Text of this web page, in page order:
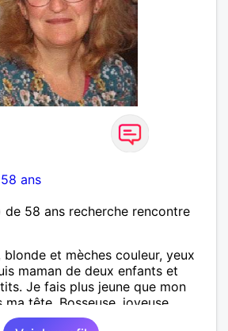
58 ans
de 58 ans recherche rencontre
blonde et mèches couleur, yeux
maman de deux enfants et
Je fais plus jeune que mon
tête. Bosseuse, joyeuse,
aimant aller danser ou rester